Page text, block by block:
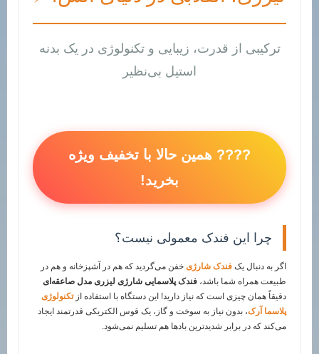
ترکیبی از قدرت، زیبایی و تکنولوژی در یک بدنه
استیل بی‌نظیر
???? همین حالا با تخفیف ویژه
بخرید!
چرا این فندک معمولی نیست؟
اگر به دنبال یک فندک شارژی خفن می‌گردید که هم در آشپزخانه و هم در
طبیعت همراه شما باشد، فندک پلاسمایی شارژی لیزری مدل صاعقه‌ای
دقیقاً همان چیزی است که نیاز دارید! این دستگاه با استفاده ازتکنولوژی
پلاسما آرک، بدون نیاز به سوخت و گاز، یک قوس الکتریکی قدرتمند ایجاد
می‌کند که در برابر شدیدترین بادها هم تسلیم نمی‌شود.